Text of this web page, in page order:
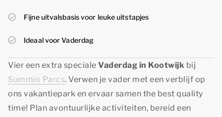
Fijne uitvalsbasis voor leuke uitstapjes
Ideaal voor Vaderdag
Vier een extra speciale Vaderdag in Kootwijk bij
Summio Parcs. Verwen je vader met een verblijf op
ons vakantiepark en ervaar samen the best quality
time! Plan avontuurlijke activiteiten, bereid een